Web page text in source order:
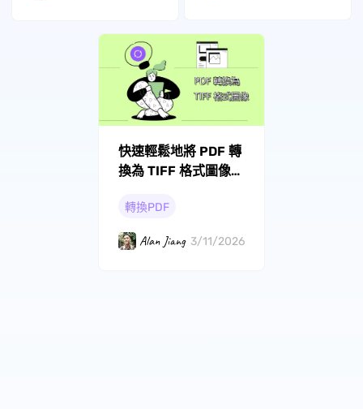
快速輕鬆地將 PDF 轉
換為 TIFF 格式圖像的
轉換PDF
Alan Jiang 3/11/2026